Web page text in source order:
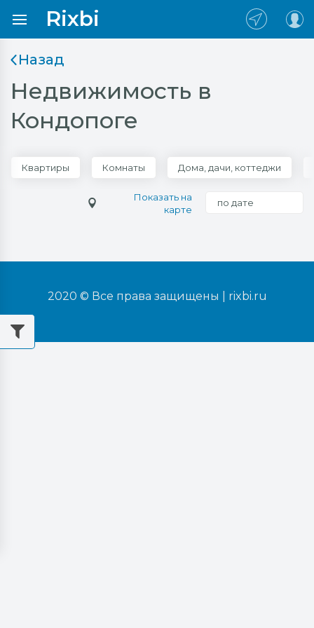
Rixbi
Назад
Недвижимость в
Кондопоге
Квартиры Комнаты Дома, дачи, коттеджи
Показать на
карте
по дате
2020 © Все права защищены | rixbi.ru